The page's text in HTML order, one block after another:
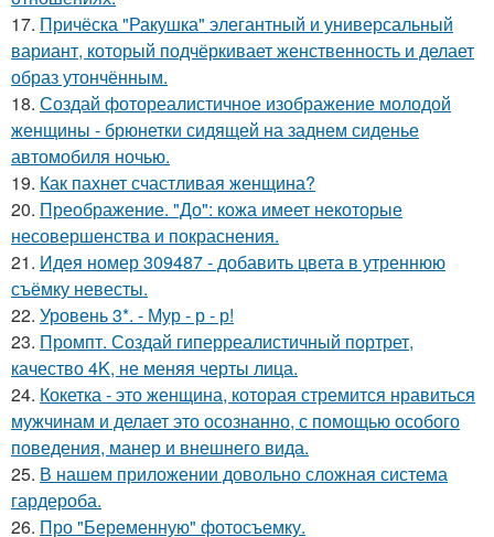
17. Причёска "Ракушка" элегантный и универсальный
вариант, который подчёркивает женственность и делает
образ утончённым.
18. Создай фотореалистичное изображение молодой
женщины - брюнетки сидящей на заднем сиденье
автомобиля ночью.
19. Как пахнет счастливая женщина?
20. Преображение. "До": кожа имеет некоторые
несовершенства и покраснения.
21. Идея номер 309487 - добавить цвета в утреннюю
съёмку невесты.
22. Уровень 3*. - Мур - р - р!
23. Промпт. Создай гиперреалистичный портрет,
качество 4K, не меняя черты лица.
24. Кокетка - это женщина, которая стремится нравиться
мужчинам и делает это осознанно, с помощью особого
поведения, манер и внешнего вида.
25. В нашем приложении довольно сложная система
гардероба.
26. Про "Беременную" фотосъемку.